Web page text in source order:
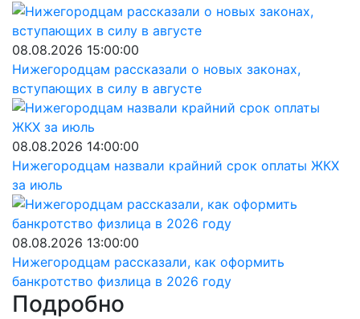
08.08.2026 15:00:00
Нижегородцам рассказали о новых законах,
вступающих в силу в августе
08.08.2026 14:00:00
Нижегородцам назвали крайний срок оплаты ЖКХ
за июль
08.08.2026 13:00:00
Нижегородцам рассказали, как оформить
банкротство физлица в 2026 году
Подробно